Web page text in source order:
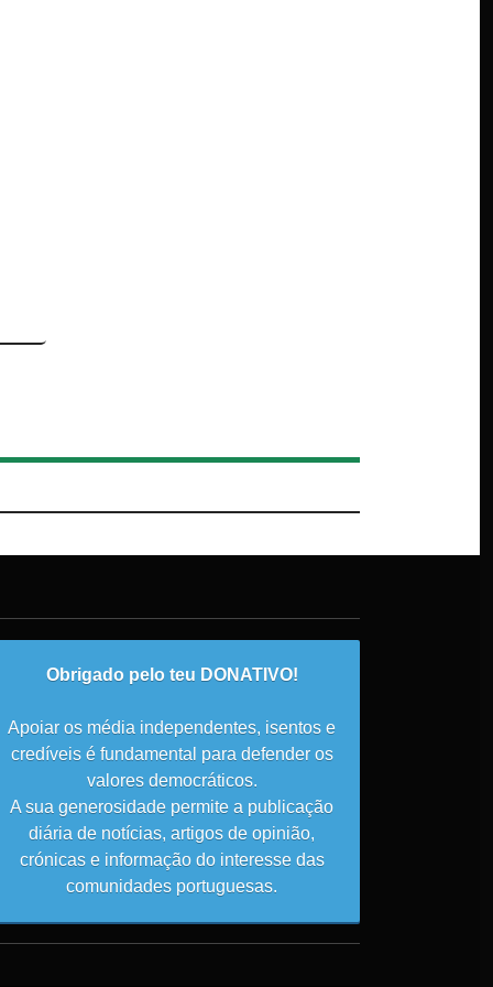
Obrigado pelo teu DONATIVO!
Apoiar os média independentes, isentos e
credíveis é fundamental para defender os
valores democráticos.
A sua generosidade permite a publicação
diária de notícias, artigos de opinião,
crónicas e informação do interesse das
comunidades portuguesas.